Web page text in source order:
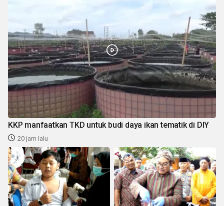
KKP manfaatkan TKD untuk budi daya ikan tematik di DIY
20 jam lalu